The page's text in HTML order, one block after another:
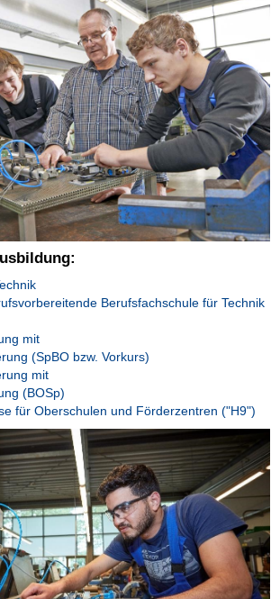
Berufsfachschule für Technik
mit
(SpBO bzw. Vorkurs)
mit
(BOSp)
für Oberschulen und Förderzentren ("H9")